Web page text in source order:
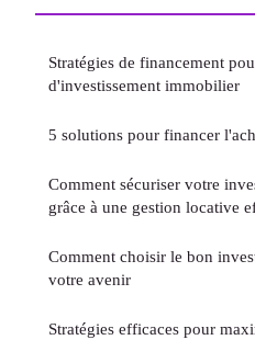
Stratégies de financement
d'investissement immobilier
5 solutions pour financer
Comment sécuriser votre
grâce à une gestion locative
Comment choisir le bon
votre avenir
Stratégies efficaces pour